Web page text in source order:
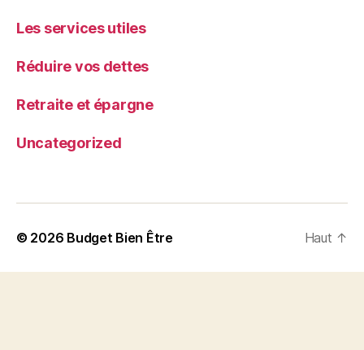
Les services utiles
Réduire vos dettes
Retraite et épargne
Uncategorized
© 2026 Budget Bien Être Haut ↑